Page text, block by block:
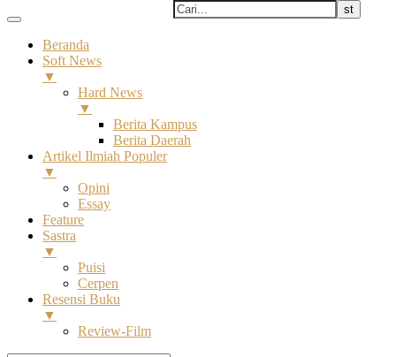
Beranda
Soft News
▼
Hard News
▼
Berita Kampus
Berita Daerah
Artikel Ilmiah Populer
▼
Opini
Essay
Feature
Sastra
▼
Puisi
Cerpen
Resensi Buku
▼
Review-Film